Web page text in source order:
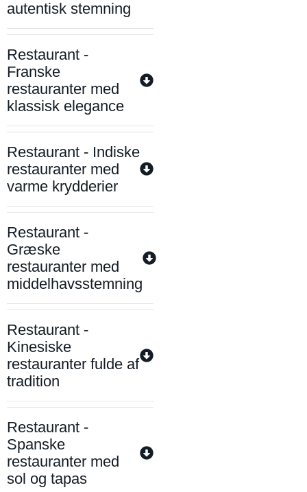
autentisk stemning
Restaurant -
Franske
restauranter med
klassisk elegance
Restaurant - Indiske
restauranter med
varme krydderier
Restaurant -
Græske
restauranter med
middelhavsstemning
Restaurant -
Kinesiske
restauranter fulde af
tradition
Restaurant -
Spanske
restauranter med
sol og tapas